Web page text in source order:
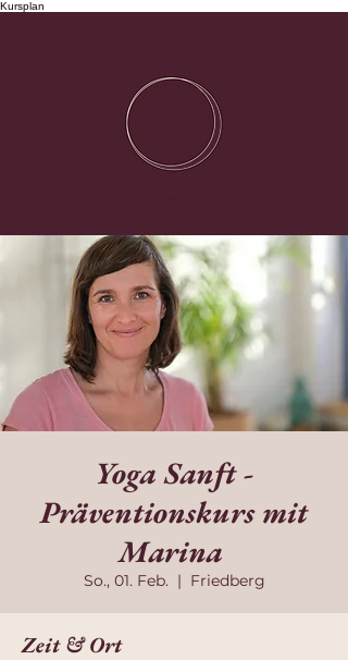
Kursplan
Yoga Sanft -
Präventionskurs mit
Marina
So., 01. Feb.
  |
Friedberg
Zeit & Ort